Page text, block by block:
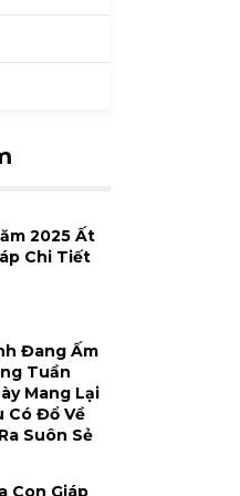
2025 Ất
Chi Tiết
Đang Ấm
Tuần
Mang Lại
Có Đổ Về
Suôn Sẻ
Con Giáp